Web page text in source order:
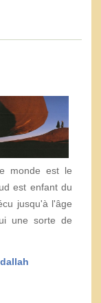
monde est le
est enfant du
jusqu'à l'âge
une sorte de